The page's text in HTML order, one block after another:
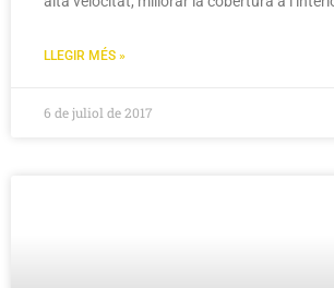
LLEGIR MÉS »
6 de juliol de 2017